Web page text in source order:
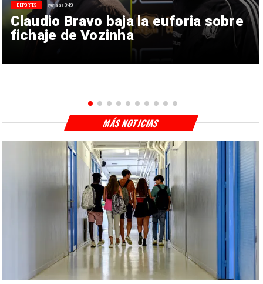
Claudio Bravo baja la euforia sobre
fichaje de Vozinha
DEPORTES ayer a las 9:49
MÁS NOTICIAS